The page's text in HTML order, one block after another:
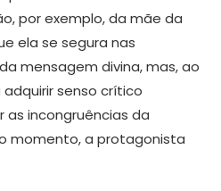
por exemplo, da mãe da
ela se segura nas
mensagem divina, mas, ao
senso crítico
incongruências da
momento, a protagonista